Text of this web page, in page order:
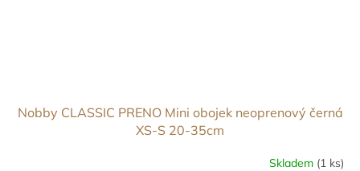
Nobby CLASSIC PRENO Mini obojek neoprenový černá
XS-S 20-35cm
Skladem (1 ks)